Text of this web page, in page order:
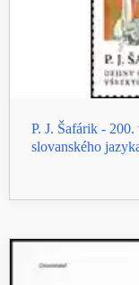
P. J. Šafárik -
slovanského